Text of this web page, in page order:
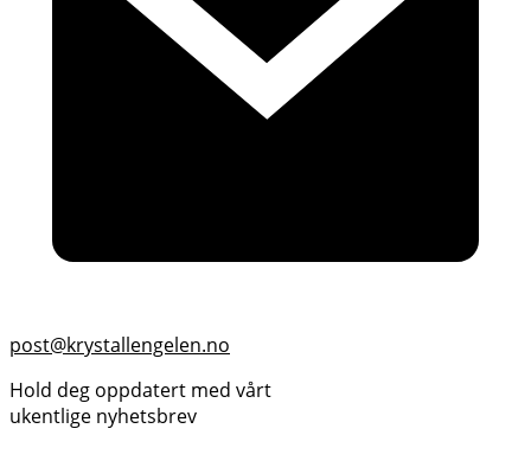
post@krystallengelen.no
Hold deg oppdatert med vårt
ukentlige nyhetsbrev